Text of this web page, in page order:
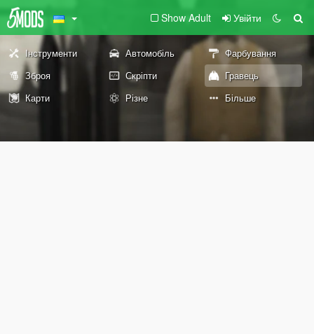
Show Adult Увійти
Інструменти Автомобіль
Фарбування
Зброя
Скріпти
Гравець
Карти
Різне Більше